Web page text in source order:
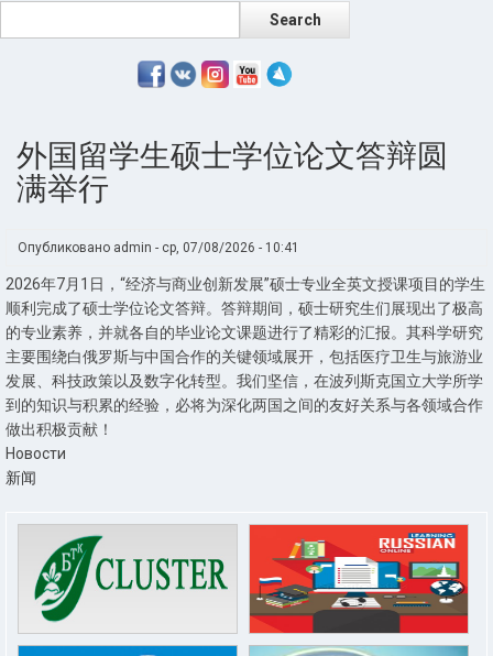
外国留学生硕士学位论文答辩圆
满举行
Опубликовано admin - ср, 07/08/2026 - 10:41
2026年7月1日，“经济与商业创新发展”硕士专业全英文授课项目的学生
顺利完成了硕士学位论文答辩。答辩期间，硕士研究生们展现出了极高
的专业素养，并就各自的毕业论文课题进行了精彩的汇报。其科学研究
主要围绕白俄罗斯与中国合作的关键领域展开，包括医疗卫生与旅游业
发展、科技政策以及数字化转型。我们坚信，在波列斯克国立大学所学
到的知识与积累的经验，必将为深化两国之间的友好关系与各领域合作
做出积极贡献！
Новости
新闻